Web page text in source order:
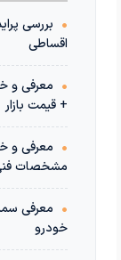
•
اقساطی
•
+ قیمت بازار
•
مشخصات
•
خودرو